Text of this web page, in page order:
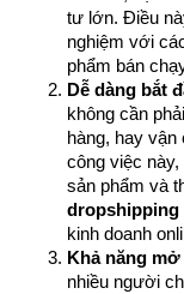
tư lớn. Điều
nghiệm với
phẩm bán
Dễ dàng bắt
không cần
hàng, hay
công việc
dropshipping
kinh doanh
Khả năng
nhiều người